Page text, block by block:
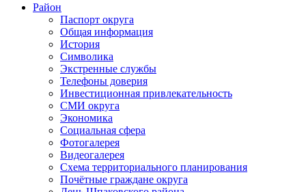
Район
Паспорт округа
Общая информация
История
Символика
Экстренные службы
Телефоны доверия
Инвестиционная привлекательность
СМИ округа
Экономика
Социальная сфера
Фотогалерея
Видеогалерея
Схема территориального планирования
Почётные граждане округа